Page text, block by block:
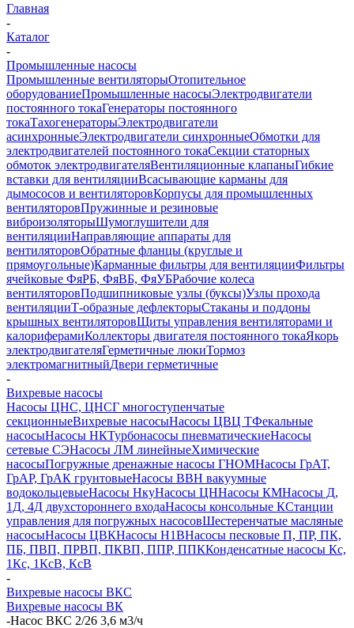
Главная
-
Каталог
-
Промышленные насосы
Промышленные вентиляторыОтопительное
оборудованиеПромышленные насосыЭлектродвигатели
постоянного токаГенераторы постоянного
токаТахогенераторыЭлектродвигатели
асинхронныеЭлектродвигатели синхронныеОбмотки для
электродвигателей постоянного токаСекции статорных
обмоток электродвигателяВентиляционные клапаныГибкие
вставки для вентиляцииВсасывающие карманы для
дымососов и вентиляторовКорпусы для промышленных
вентиляторовПружинные и резиновые
виброизоляторыШумоглушители для
вентиляцииНаправляющие аппараты для
вентиляторовОбратные фланцы (круглые и
прямоугольные)Карманные фильтры для вентиляцииФильтры
ячейковые ФяРБ, ФяВБ, ФяУБРабочие колеса
вентиляторовПодшипниковые узлы (буксы)Узлы прохода
вентиляцииТ-образные дефлекторыСтаканы и поддоны
крышных вентиляторовЩиты управления вентиляторами и
калориферамиКоллекторы двигателя постоянного токаЯкорь
электродвигателяГерметичные люкиТормоз
электромагнитныйДвери герметичные
-
Вихревые насосы
Насосы ЦНС, ЦНСГ многоступенчатые
секционныеВихревые насосыНасосы ЦВЦ ТФекальные
насосыНасосы НКТурбонасосы пневматическиеНасосы
сетевые СЭНасосы ЛМ линейныеХимические
насосыПогружные дренажные насосы ГНОМНасосы ГрАТ,
ГрАР, ГрАК грунтовыеНасосы ВВН вакуумные
водокольцевыеНасосы НкуНасосы ЦННасосы КМНасосы Д,
1Д, 4Д двухстороннего входаНасосы консольные КСтанции
управления для погружных насосовШестеренчатые масляные
насосыНасосы ЦВКНасосы Н1ВНасосы песковые П, ПР, ПК,
ПБ, ПВП, ПРВП, ПКВП, ППР, ППККонденсатные насосы Кс,
1Кс, 1КсВ, КсВ
-
Вихревые насосы ВКС
Вихревые насосы ВК
-Насос ВКС 2/26 3,6 м3/ч